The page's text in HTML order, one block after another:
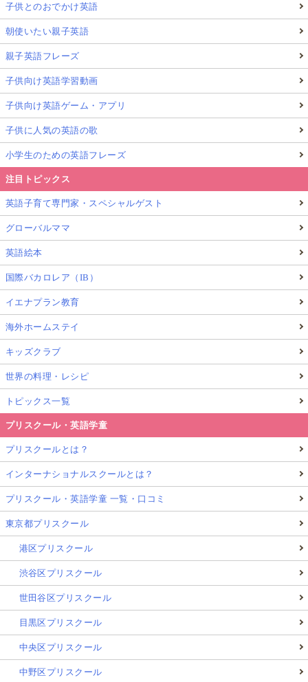
子供とのおでかけ英語
朝使いたい親子英語
親子英語フレーズ
子供向け英語学習動画
子供向け英語ゲーム・アプリ
子供に人気の英語の歌
小学生のための英語フレーズ
注目トピックス
英語子育て専門家・スペシャルゲスト
グローバルママ
英語絵本
国際バカロレア（IB）
イエナプラン教育
海外ホームステイ
キッズクラブ
世界の料理・レシピ
トピックス一覧
プリスクール・英語学童
プリスクールとは？
インターナショナルスクールとは？
プリスクール・英語学童 一覧・口コミ
東京都プリスクール
港区プリスクール
渋谷区プリスクール
世田谷区プリスクール
目黒区プリスクール
中央区プリスクール
中野区プリスクール